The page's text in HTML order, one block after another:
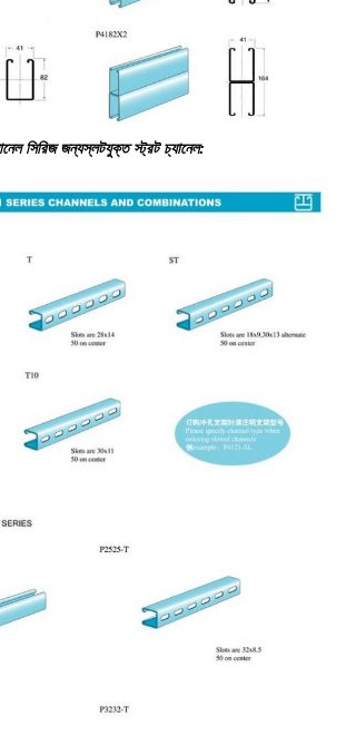
সিরিজ জন্যস্লটযুক্ত স্ট্রট চ্যানেল: